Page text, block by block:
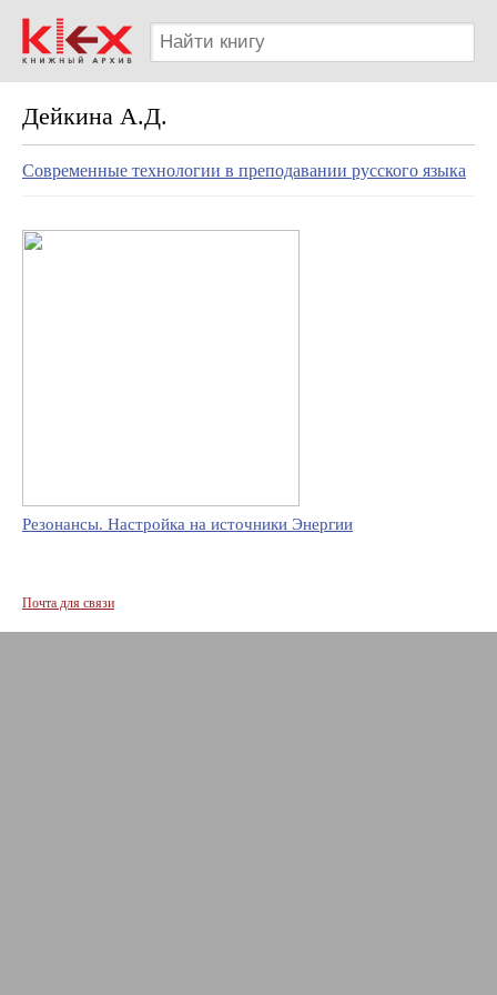
Дейкина А.Д.
Современные технологии в преподавании русского языка
Резонансы. Настройка на источники Энергии
Почта для связи